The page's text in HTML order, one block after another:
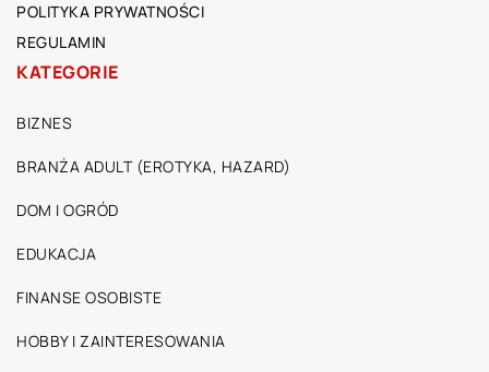
POLITYKA PRYWATNOŚCI
REGULAMIN
KATEGORIE
BIZNES
BRANŻA ADULT (EROTYKA, HAZARD)
DOM I OGRÓD
EDUKACJA
FINANSE OSOBISTE
HOBBY I ZAINTERESOWANIA